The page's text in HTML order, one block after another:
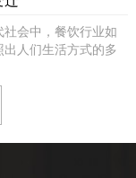
会中，餐饮行业如
人们生活方式的多